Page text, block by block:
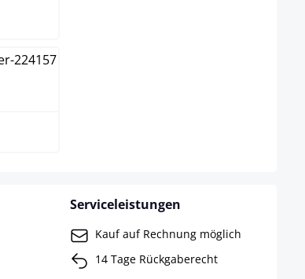
Serviceleistungen
Kauf auf Rechnung möglich
14 Tage Rückgaberecht